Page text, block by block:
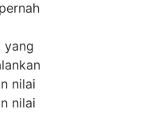
yang
nilai
nilai